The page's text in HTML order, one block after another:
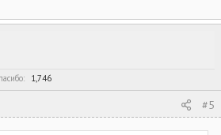
1,746
#5